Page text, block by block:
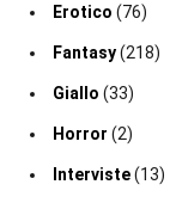
Erotico (76)
Fantasy(218)
Giallo (33)
Horror (2)
Interviste(13)